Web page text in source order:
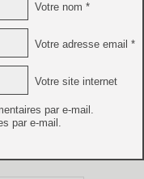
Votre nom *
Votre adresse email *
Votre site internet
par e-mail.
par e-mail.